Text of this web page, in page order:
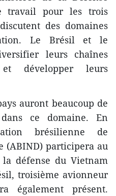
travail pour les trois
des domaines
Le Brésil et le
leurs chaînes
et développer leurs
auront beaucoup de
ce domaine. En
brésilienne de
(ABIND) participera au
défense du Vietnam
troisième avionneur
également présent.